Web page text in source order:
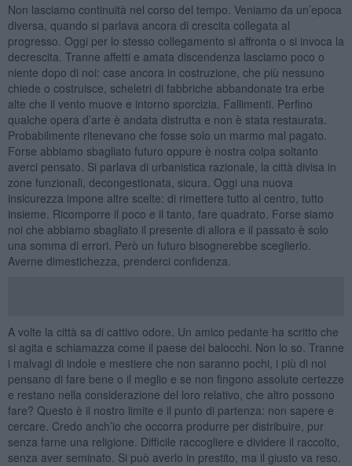
Non lasciamo continuità nel corso del tempo. Veniamo da un’epoca
diversa, quando si parlava ancora di crescita collegata al
progresso. Oggi per lo stesso collegamento si affronta o si invoca la
decrescita. Tranne affetti e amata discendenza lasciamo poco o
niente dopo di noi: case ancora in costruzione, che più nessuno
chiede o costruisce, scheletri di fabbriche abbandonate tra erbe
alte che il vento muove e intorno sporcizia. Fallimenti. Perfino
qualche opera d’arte è andata distrutta e non è stata restaurata.
Probabilmente ritenevano che fosse solo un marmo mal pagato.
Forse abbiamo sbagliato futuro oppure è nostra colpa soltanto
averci pensato. Si parlava di urbanistica razionale, la città divisa in
zone funzionali, decongestionata, sicura. Oggi una nuova
insicurezza impone altre scelte: di rimettere tutto al centro, tutto
insieme. Ricomporre il poco e il tanto, fare quadrato. Forse siamo
noi che abbiamo sbagliato il presente di allora e il passato è solo
una somma di errori. Però un futuro bisognerebbe sceglierlo.
Averne dimestichezza, prenderci confidenza.
A volte la città sa di cattivo odore. Un amico pedante ha scritto che
si agita e schiamazza come il paese dei balocchi. Non lo so. Tranne
i malvagi di indole e mestiere che non saranno pochi, i più di noi
pensano di fare bene o il meglio e se non fingono assolute certezze
e restano nella considerazione del loro relativo, che altro possono
fare? Questo è il nostro limite e il punto di partenza: non sapere e
cercare. Credo anch’io che occorra produrre per distribuire, pur
senza farne una religione. Difficile raccogliere e dividere il raccolto,
senza aver seminato. Si può averlo in prestito, ma il giusto va reso.